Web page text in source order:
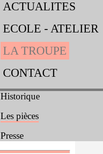
ACTUALITES
ECOLE - ATELIER
LA TROUPE
CONTACT
Historique
Les pièces
Presse